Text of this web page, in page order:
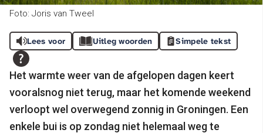
Foto: Joris van Tweel
Lees voor Uitleg woorden Simpele tekst
Het warmte weer van de afgelopen dagen keert
vooralsnog niet terug, maar het komende weekend
verloopt wel overwegend zonnig in Groningen. Een
enkele bui is op zondag niet helemaal weg te